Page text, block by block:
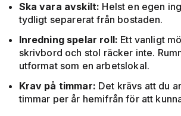
Ska vara avskilt: Helst en egen
tydligt separerat från bostaden.
Inredning spelar roll: Ett vanligt
skrivbord och stol räcker inte.
utformat som en arbetslokal.
Krav på timmar: Det krävs att du
timmar per år hemifrån för att